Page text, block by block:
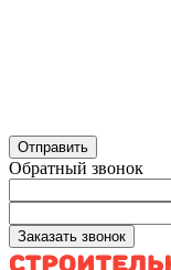
Обратный звонок